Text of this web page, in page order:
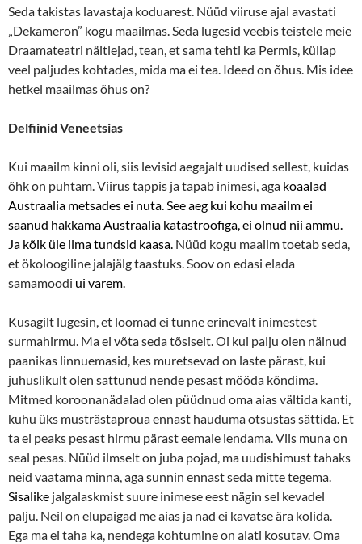
Seda takistas lavastaja koduarest. Nüüd viiruse ajal avastati
„Dekameron” kogu maailmas. Seda lugesid veebis teistele meie
Draamateatri näitlejad, tean, et sama tehti ka Permis, küllap
veel paljudes kohtades, mida ma ei tea. Ideed on õhus. Mis idee
hetkel maailmas õhus on?
Delfiinid Veneetsias
Kui maailm kinni oli, siis levisid aegajalt uudised sellest, kuidas
õhk on puhtam. Viirus tappis ja tapab inimesi, aga koaalad
Austraalia metsades ei nuta. See aeg kui kohu maailm ei
saanud hakkama Austraalia katastroofiga, ei olnud nii ammu.
Ja kõik üle ilma tundsid kaasa. Nüüd kogu maailm toetab seda,
et ökoloogiline jalajälg taastuks. Soov on edasi elada
samamoodi ui varem.
Kusagilt lugesin, et loomad ei tunne erinevalt inimestest
surmahirmu. Ma ei võta seda tõsiselt. Oi kui palju olen näinud
paanikas linnuemasid, kes muretsevad on laste pärast, kui
juhuslikult olen sattunud nende pesast mööda kõndima.
Mitmed koroonanädalad olen püüdnud oma aias vältida kanti,
kuhu üks musträstaproua ennast hauduma otsustas sättida. Et
ta ei peaks pesast hirmu pärast eemale lendama. Viis muna on
seal pesas. Nüüd ilmselt on juba pojad, ma uudishimust tahaks
neid vaatama minna, aga sunnin ennast seda mitte tegema.
Sisalike jalgalaskmist suure inimese eest nägin sel kevadel
palju. Neil on elupaigad me aias ja nad ei kavatse ära kolida.
Ega ma ei taha ka, nendega kohtumine on alati kosutav. Oma